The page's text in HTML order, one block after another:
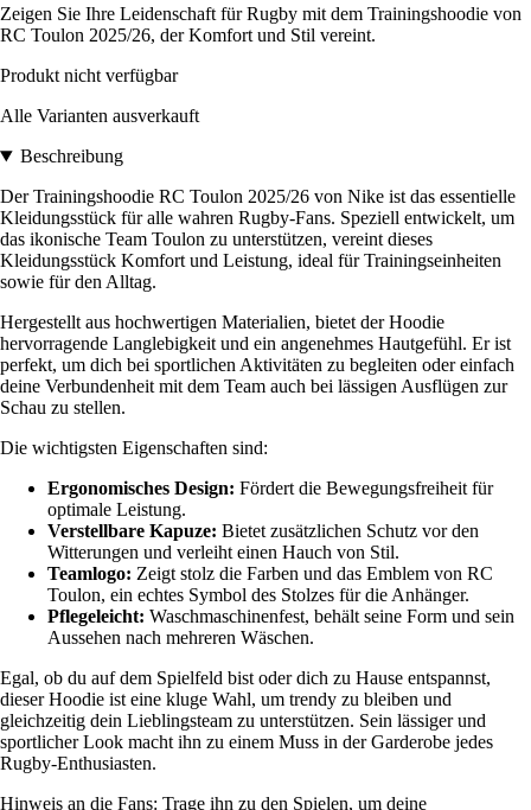
Zeigen Sie Ihre Leidenschaft für Rugby mit dem Trainingshoodie von
RC Toulon 2025/26, der Komfort und Stil vereint.
Produkt nicht verfügbar
Alle Varianten ausverkauft
Beschreibung
Der Trainingshoodie RC Toulon 2025/26 von Nike ist das essentielle
Kleidungsstück für alle wahren Rugby-Fans. Speziell entwickelt, um
das ikonische Team Toulon zu unterstützen, vereint dieses
Kleidungsstück Komfort und Leistung, ideal für Trainingseinheiten
sowie für den Alltag.
Hergestellt aus hochwertigen Materialien, bietet der Hoodie
hervorragende Langlebigkeit und ein angenehmes Hautgefühl. Er ist
perfekt, um dich bei sportlichen Aktivitäten zu begleiten oder einfach
deine Verbundenheit mit dem Team auch bei lässigen Ausflügen zur
Schau zu stellen.
Die wichtigsten Eigenschaften sind:
Ergonomisches Design: Fördert die Bewegungsfreiheit für
optimale Leistung.
Verstellbare Kapuze: Bietet zusätzlichen Schutz vor den
Witterungen und verleiht einen Hauch von Stil.
Teamlogo: Zeigt stolz die Farben und das Emblem von RC
Toulon, ein echtes Symbol des Stolzes für die Anhänger.
Pflegeleicht: Waschmaschinenfest, behält seine Form und sein
Aussehen nach mehreren Wäschen.
Egal, ob du auf dem Spielfeld bist oder dich zu Hause entspannst,
dieser Hoodie ist eine kluge Wahl, um trendy zu bleiben und
gleichzeitig dein Lieblingsteam zu unterstützen. Sein lässiger und
sportlicher Look macht ihn zu einem Muss in der Garderobe jedes
Rugby-Enthusiasten.
Hinweis an die Fans: Trage ihn zu den Spielen, um deine